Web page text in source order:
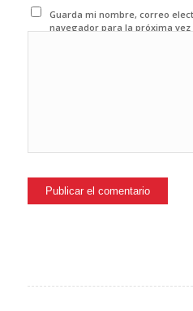
Guarda mi nombre, correo
navegador para la próxima vez